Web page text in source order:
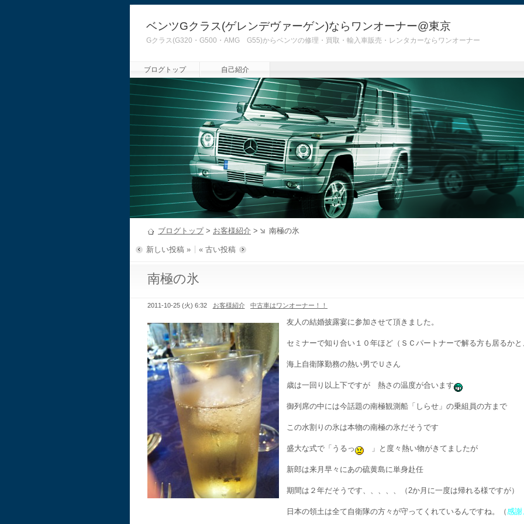
ベンツGクラス(ゲレンデヴァーゲン)ならワンオーナー@東京
Gクラス(G320・G500・AMG G55)からベンツの修理・買取・輸入車販売・レンタカーならワンオーナー
ブログトップ 自己紹介
ブログトップ> お客様紹介 > 南極の氷
新しい投稿 » « 古い投稿
南極の氷
2011-10-25 (火) 6:32 お客様紹介 中古車はワンオーナー！！
友人の結婚披露宴に参加させて頂きました。
セミナーで知り合い１０年ほど（ＳＣパートナーで解る方も居るかと
海上自衛隊勤務の熱い男でＵさん
歳は一回り以上下ですが 熱さの温度が合います
御列席の中には今話題の南極観測船「しらせ」の乗組員の方まで
この水割りの氷は本物の南極の氷だそうです
盛大な式で「うるっ 」と度々熱い物がきてましたが
新郎は来月早々にあの硫黄島に単身赴任
期間は２年だそうです、、、、、（2か月に一度は帰れる様ですが）
日本の領土は全て自衛隊の方々が守ってくれているんですね。（感謝